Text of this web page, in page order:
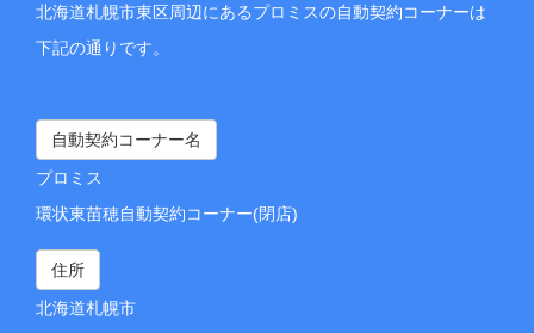
北海道札幌市東区周辺にあるプロミスの自動契約コーナーは
下記の通りです。
自動契約コーナー名
プロミス
環状東苗穂自動契約コーナー(閉店)
住所
北海道札幌市